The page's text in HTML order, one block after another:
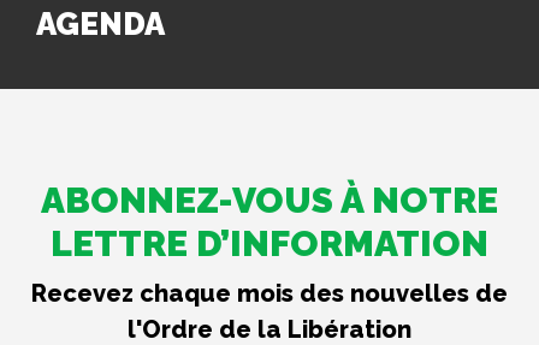
AGENDA
ABONNEZ-VOUS À NOTRE
LETTRE D’INFORMATION
Recevez chaque mois des nouvelles de
l'Ordre de la Libération